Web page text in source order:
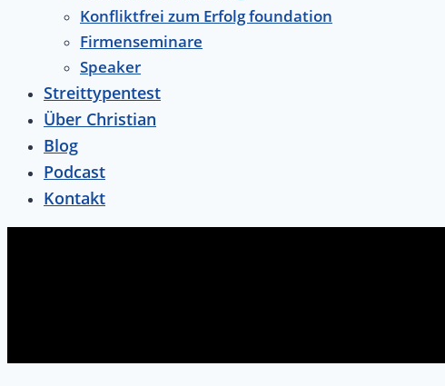
Konfliktfrei zum Erfolg foundation
Firmenseminare
Speaker
Streittypentest
Über Christian
Blog
Podcast
Kontakt